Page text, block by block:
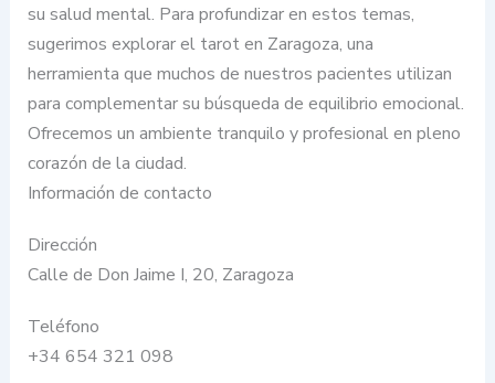
su salud mental. Para profundizar en estos temas,
sugerimos explorar el tarot en Zaragoza, una
herramienta que muchos de nuestros pacientes utilizan
para complementar su búsqueda de equilibrio emocional.
Ofrecemos un ambiente tranquilo y profesional en pleno
corazón de la ciudad.
Información de contacto
Dirección
Calle de Don Jaime I, 20, Zaragoza
Teléfono
+34 654 321 098